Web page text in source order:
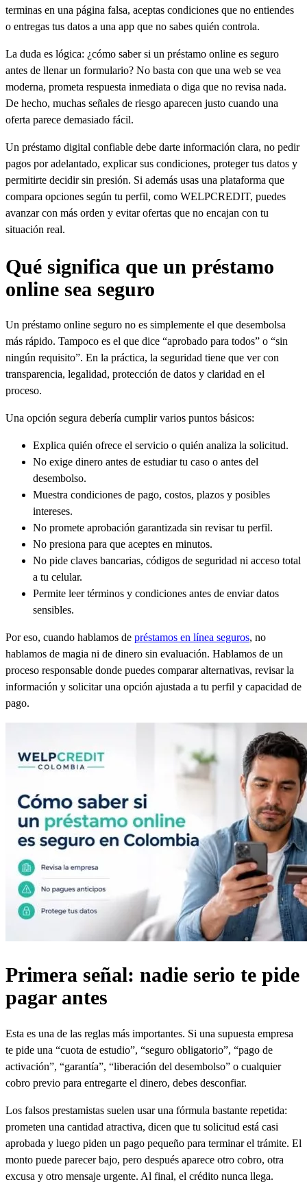
terminas en una página falsa, aceptas condiciones que no entiendes
o entregas tus datos a una app que no sabes quién controla.
La duda es lógica: ¿cómo saber si un préstamo online es seguro
antes de llenar un formulario? No basta con que una web se vea
moderna, prometa respuesta inmediata o diga que no revisa nada.
De hecho, muchas señales de riesgo aparecen justo cuando una
oferta parece demasiado fácil.
Un préstamo digital confiable debe darte información clara, no pedir
pagos por adelantado, explicar sus condiciones, proteger tus datos y
permitirte decidir sin presión. Si además usas una plataforma que
compara opciones según tu perfil, como WELPCREDIT, puedes
avanzar con más orden y evitar ofertas que no encajan con tu
situación real.
Qué significa que un préstamo
online sea seguro
Un préstamo online seguro no es simplemente el que desembolsa
más rápido. Tampoco es el que dice “aprobado para todos” o “sin
ningún requisito”. En la práctica, la seguridad tiene que ver con
transparencia, legalidad, protección de datos y claridad en el
proceso.
Una opción segura debería cumplir varios puntos básicos:
Explica quién ofrece el servicio o quién analiza la solicitud.
No exige dinero antes de estudiar tu caso o antes del
desembolso.
Muestra condiciones de pago, costos, plazos y posibles
intereses.
No promete aprobación garantizada sin revisar tu perfil.
No presiona para que aceptes en minutos.
No pide claves bancarias, códigos de seguridad ni acceso total
a tu celular.
Permite leer términos y condiciones antes de enviar datos
sensibles.
Por eso, cuando hablamos de préstamos en línea seguros, no
hablamos de magia ni de dinero sin evaluación. Hablamos de un
proceso responsable donde puedes comparar alternativas, revisar la
información y solicitar una opción ajustada a tu perfil y capacidad de
pago.
Primera señal: nadie serio te pide
pagar antes
Esta es una de las reglas más importantes. Si una supuesta empresa
te pide una “cuota de estudio”, “seguro obligatorio”, “pago de
activación”, “garantía”, “liberación del desembolso” o cualquier
cobro previo para entregarte el dinero, debes desconfiar.
Los falsos prestamistas suelen usar una fórmula bastante repetida:
prometen una cantidad atractiva, dicen que tu solicitud está casi
aprobada y luego piden un pago pequeño para terminar el trámite. El
monto puede parecer bajo, pero después aparece otro cobro, otra
excusa y otro mensaje urgente. Al final, el crédito nunca llega.